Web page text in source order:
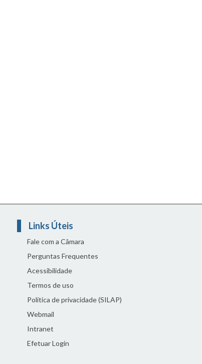
Links Úteis
Fale com a Câmara
Perguntas Frequentes
Acessibilidade
Termos de uso
Política de privacidade (SILAP)
Webmail
Intranet
Efetuar Login